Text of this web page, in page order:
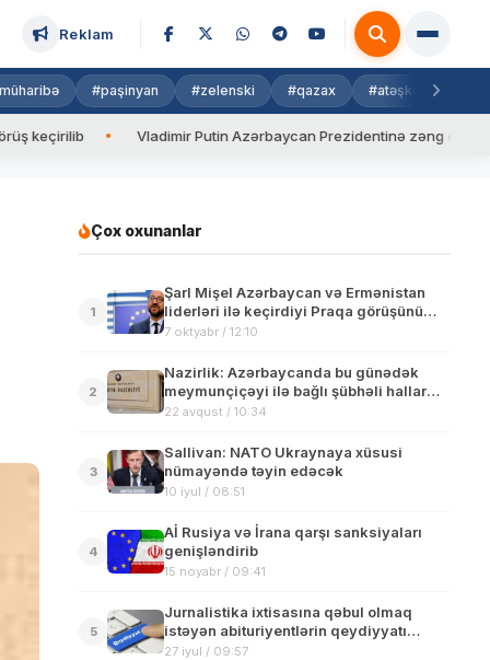
Reklam
#paşinyan #zelenski #qazax #atəşkəs
Vladimir Putin Azərbaycan Prezidentinə zəng edib
Çox oxunanlar
1
Şarl Mişel Azərbaycan və Ermənistan
liderləri ilə keçirdiyi Praqa görüşünü
şərh edib
7 oktyabr / 12:10
2
Nazirlik: Azərbaycanda bu günədək
meymunçiçəyi ilə bağlı şübhəli hallar
qeydə alınmayıb
22 avqust / 10:34
3
Sallivan: NATO Ukraynaya xüsusi
nümayəndə təyin edəcək
10 iyul / 08:51
4
Aİ Rusiya və İrana qarşı sanksiyaları
genişləndirib
15 noyabr / 09:41
5
Jurnalistika ixtisasına qəbul olmaq
istəyən abituriyentlərin qeydiyyatı
başlayıb
27 iyul / 09:57